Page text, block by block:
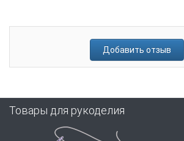
Добавить отзыв
Товары для рукоделия